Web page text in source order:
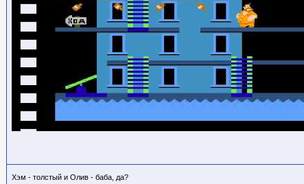
Хэм - толстый и Олив - баба, да?